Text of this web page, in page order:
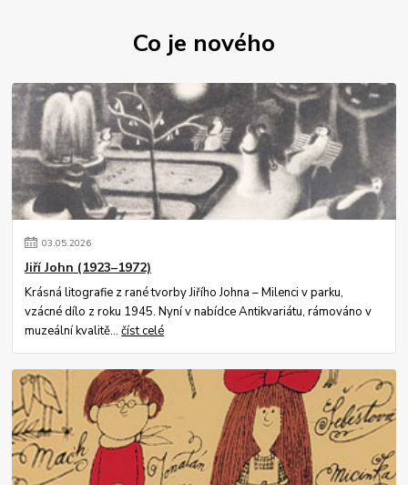
Co je nového
03.05.2026
Jiří John (1923–1972)
Krásná litografie z rané tvorby Jiřího Johna – Milenci v parku,
vzácné dílo z roku 1945. Nyní v nabídce Antikvariátu, rámováno v
muzeální kvalitě...číst celé